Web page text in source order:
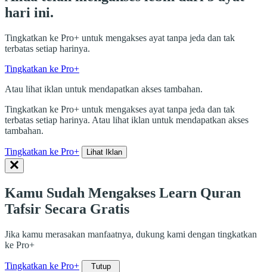
hari ini.
Tingkatkan ke Pro+ untuk mengakses ayat tanpa jeda dan tak
terbatas setiap harinya.
Tingkatkan ke Pro+
Atau lihat iklan untuk mendapatkan akses tambahan.
Tingkatkan ke Pro+ untuk mengakses ayat tanpa jeda dan tak
terbatas setiap harinya. Atau lihat iklan untuk mendapatkan akses
tambahan.
Tingkatkan ke Pro+ Lihat Iklan
Kamu Sudah Mengakses Learn Quran
Tafsir Secara Gratis
Jika kamu merasakan manfaatnya, dukung kami dengan tingkatkan
ke Pro+
Tingkatkan ke Pro+ Tutup